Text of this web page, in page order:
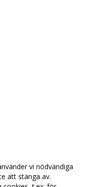
vi nödvändiga
att stänga av.